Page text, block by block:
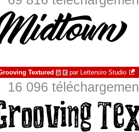
Textured à € par Lettersiro Studio
16 096